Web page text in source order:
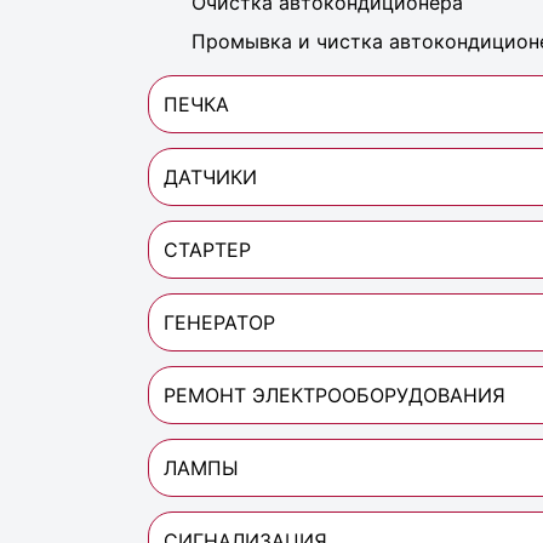
Промывка и чистка
ПЕЧКА
ДАТЧИКИ
СТАРТЕР
ГЕНЕРАТОР
РЕМОНТ ЭЛЕКТРООБОРУДОВАНИЯ
ЛАМПЫ